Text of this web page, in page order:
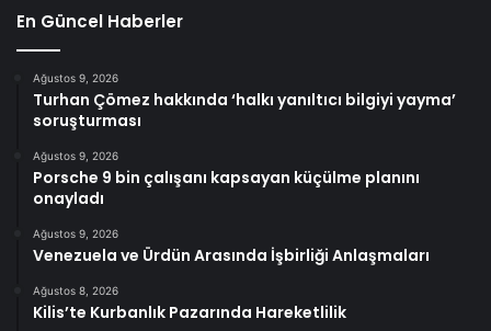
En Güncel Haberler
Ağustos 9, 2026
Turhan Çömez hakkında ‘halkı yanıltıcı bilgiyi yayma’
soruşturması
Ağustos 9, 2026
Porsche 9 bin çalışanı kapsayan küçülme planını
onayladı
Ağustos 9, 2026
Venezuela ve Ürdün Arasında İşbirliği Anlaşmaları
Ağustos 8, 2026
Kilis’te Kurbanlık Pazarında Hareketlilik